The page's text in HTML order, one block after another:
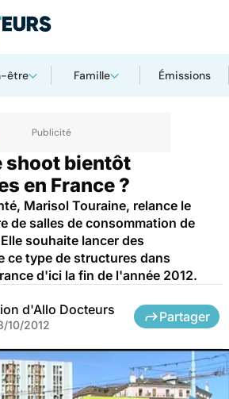
être Famille Émissions
et addictions
shoot bientôt
en France ?
Marisol Touraine, relance le
de salles de consommation de
souhaite lancer des
ce type de structures dans
d'ici la fin de l'année 2012.
d'Allo Docteurs
10/2012
Partager